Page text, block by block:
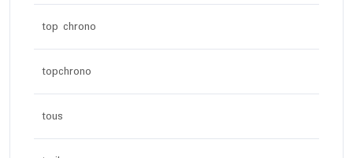
top chrono
topchrono
tous